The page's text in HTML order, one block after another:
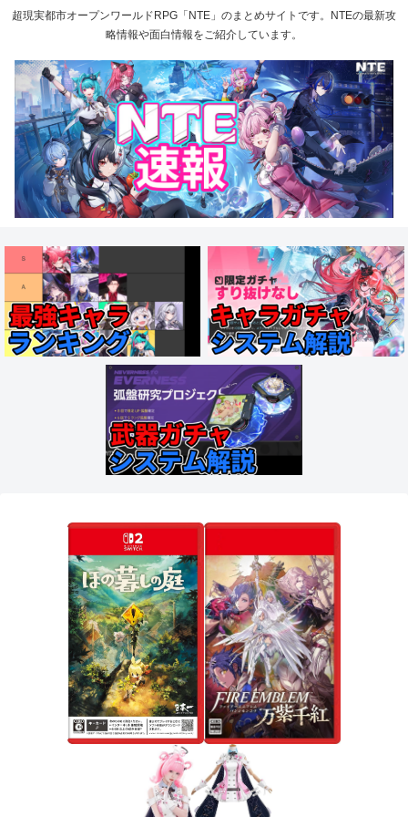
超現実都市オープンワールドRPG「NTE」のまとめサイトです。NTEの最新攻
略情報や面白情報をご紹介しています。